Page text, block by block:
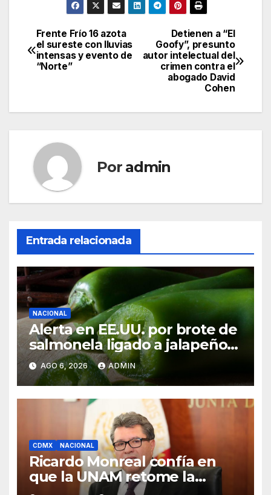
Navegación
de
Detienen a “El
Goofy”, presunto
autor intelectual del
crimen contra el
abogado David
Cohen
Frente Frío 16 azota
el sureste con lluvias
intensas y evento de
“Norte”
Por admin
Entrada relacionada
NACIONAL
Alerta en EE.UU. por brote de
salmonela ligado a jalapeños
mexicanos; reportan 345
casos
AGO 6, 2026 ADMIN
CDMX NACIONAL
Ricardo Monreal confía en
que la UNAM retome la